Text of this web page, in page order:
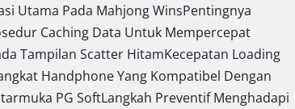
Utama Pada Mahjong WinsPentingnya
Caching Data Untuk Mempercepat
Tampilan Scatter HitamKecepatan Loading
Handphone Yang Kompatibel Dengan
PG SoftLangkah Preventif Menghadapi